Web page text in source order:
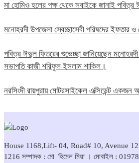
মা হোমিও হলের পক্ষ থেকে সবাইকে জানাই
মনোহরদী উপজেলা স্বেচ্ছাসেবী পরিষদের ইফতার ও
পবিত্র ঈদুল ফিতরের শুভেচ্ছা জানিয়েছেন
সভাপতি কাজী শরিফুল ইসলাম শাকিল।
নরসিংদী রায়পুরায় মোটরসাইকেল এক্সিডেন্ট
House 1168,Lift- 04, Road# 10, Avenue
1216 সম্পাদক : মো হিমেল মিয়া । মোবাইল :